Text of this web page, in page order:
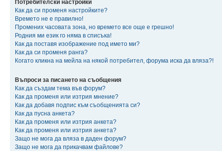
Потребителски настройки
Как да си променя настройките?
Времето не е правилно!
Промених часовата зона, но времето все още е грешно!
Родния ми език го няма в списъка!
Как да поставя изображение под името ми?
Как да си променя ранга?
Когато кликна на мейла на някой потребител, форума иска да вляза?!
Въпроси за писането на съобщения
Как да създам тема във форум?
Как да променя или изтрия мнение?
Как да добавя подпис към съобщенията си?
Как да пусна анкета?
Как да променя или изтрия анкета?
Как да променя или изтрия анкета?
Защо не мога да вляза в даден форум?
Защо не мога да прикачвам файлове?